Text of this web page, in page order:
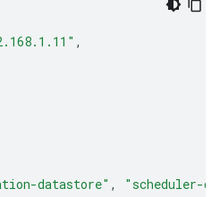
,
datastore" ,
"scheduler-